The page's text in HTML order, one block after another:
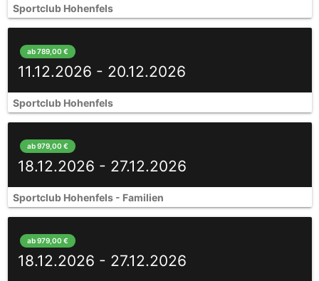
Sportclub Hohenfels
ab 789,00 €
11.12.2026 - 20.12.2026
Sportclub Hohenfels
ab 979,00 €
18.12.2026 - 27.12.2026
Sportclub Hohenfels - Familien
ab 979,00 €
18.12.2026 - 27.12.2026